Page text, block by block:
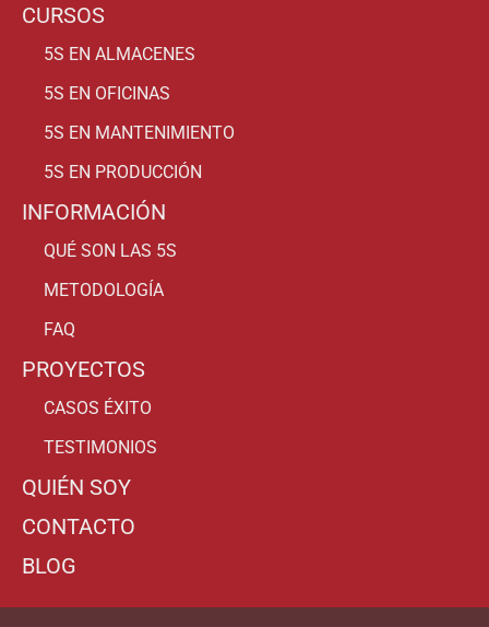
CURSOS
5S EN ALMACENES
5S EN OFICINAS
5S EN MANTENIMIENTO
5S EN PRODUCCIÓN
INFORMACIÓN
QUÉ SON LAS 5S
METODOLOGÍA
FAQ
PROYECTOS
CASOS ÉXITO
TESTIMONIOS
QUIÉN SOY
CONTACTO
BLOG